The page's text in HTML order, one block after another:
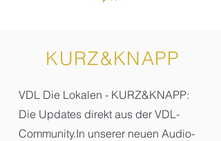
KURZ&KNAPP
VDL Die Lokalen - KURZ&KNAPP:
Die Updates direkt aus der VDL-
Community.In unserer neuen Audio-